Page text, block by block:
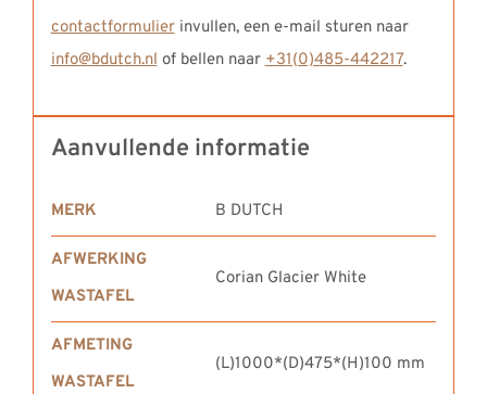
contactformulierinvullen, een e-mail sturen naar
info@bdutch.nl of bellen naar +31(0)485-442217.
Aanvullende informatie
MERK B DUTCH
AFWERKING
WASTAFEL
Corian Glacier White
AFMETING
WASTAFEL
(L)1000*(D)475*(H)100 mm